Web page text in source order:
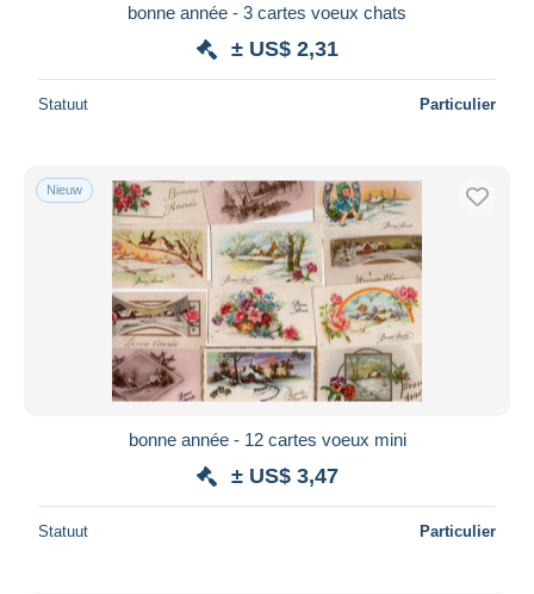
bonne année - 3 cartes voeux chats
± US$ 2,31
Statuut Particulier
Nieuw
bonne année - 12 cartes voeux mini
± US$ 3,47
Statuut Particulier